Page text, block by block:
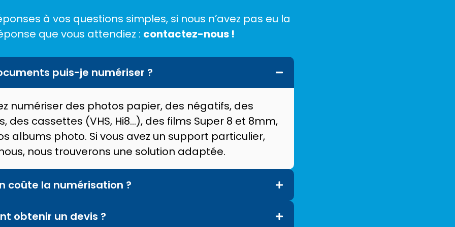
à vos questions simples, si nous n’avez pas eu la
que vous attendiez : contactez-nous !
puis-je numériser ?
numériser des photos papier, des négatifs, des
des cassettes (VHS, Hi8…), des films Super 8 et 8mm,
albums photo. Si vous avez un support particulier,
nous trouverons une solution adaptée.
coûte la numérisation ?
obtenir un devis ?